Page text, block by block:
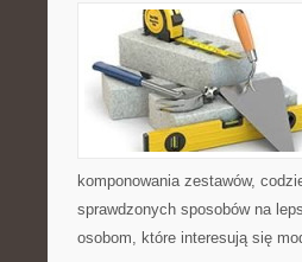
komponowania zestawów,
sprawdzonych sposobów na
osobom, które interesują się